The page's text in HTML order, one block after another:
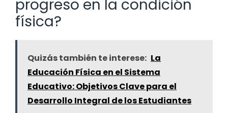
progreso en la condición
física?
Quizás también te interese: La
Educación Física en el Sistema
Educativo: Objetivos Clave para el
Desarrollo Integral de los Estudiantes